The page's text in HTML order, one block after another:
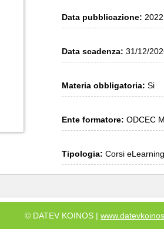
Data pubblicazione: 2022
Data scadenza: 31/12/
Materia obbligatoria: Si
Ente formatore: ODCEC
Tipologia: Corsi
© DATEV KOINOS |